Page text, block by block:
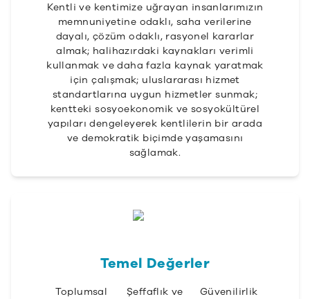
Kentli ve kentimize uğrayan insanlarımızın
memnuniyetine odaklı, saha verilerine
dayalı, çözüm odaklı, rasyonel kararlar
almak; halihazırdaki kaynakları verimli
kullanmak ve daha fazla kaynak yaratmak
için çalışmak; uluslararası hizmet
standartlarına uygun hizmetler sunmak;
kentteki sosyoekonomik ve sosyokültürel
yapıları dengeleyerek kentlilerin bir arada
ve demokratik biçimde yaşamasını
sağlamak.
Temel Değerler
Toplumsal
Şeffaflık ve
Güvenilirlik